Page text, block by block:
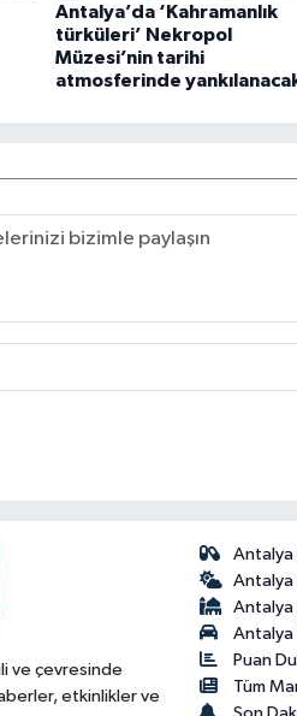
Antalya’da ‘Kahramanlık
türküleri’ Nekropol
Müzesi’nin tarihi
atmosferinde
ve çevresinde
etkinlikler ve
Antalya
Antalya
Antalya
Antalya
Puan
Tüm